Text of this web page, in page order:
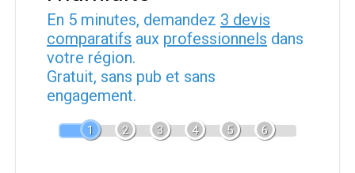
En 5 minutes, demandez 3 devis
comparatifs aux professionnels dans
votre région.
Gratuit, sans pub et sans
engagement.
1 2 3 4 5 6